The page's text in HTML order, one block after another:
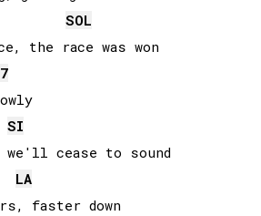
SOL
7
SI
LA